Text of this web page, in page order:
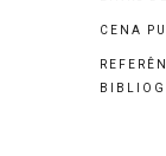
CENA